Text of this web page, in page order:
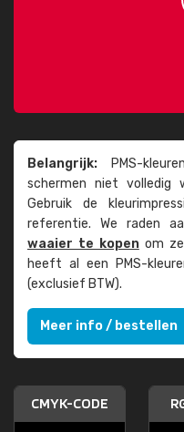
Belangrijk: PMS-
schermen niet volledig
Gebruik de
referentie. We raden
waaier te kopenom
heeft al een PMS-
(exclusief BTW).
Meer info / bestellen
CMYK-CODE